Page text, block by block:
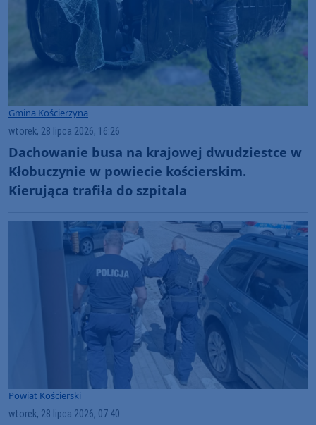
Gmina Kościerzyna
wtorek, 28 lipca 2026, 16:26
Dachowanie busa na krajowej dwudziestce w
Kłobuczynie w powiecie kościerskim.
Kierująca trafiła do szpitala
Powiat Kościerski
wtorek, 28 lipca 2026, 07:40